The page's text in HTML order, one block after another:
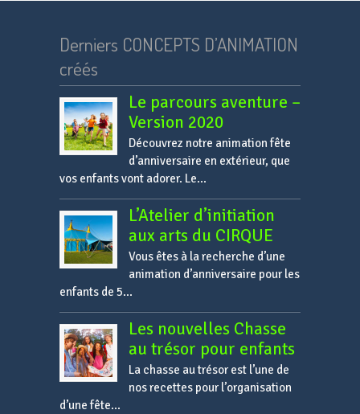
Derniers CONCEPTS D’ANIMATION
créés
Le parcours aventure –
Version 2020
Découvrez notre animation fête
d’anniversaire en extérieur, que
vos enfants vont adorer. Le...
L’Atelier d’initiation
aux arts du CIRQUE
Vous êtes à la recherche d’une
animation d’anniversaire pour les
enfants de 5...
Les nouvelles Chasse
au trésor pour enfants
La chasse au trésor est l’une de
nos recettes pour l’organisation
d’une fête...